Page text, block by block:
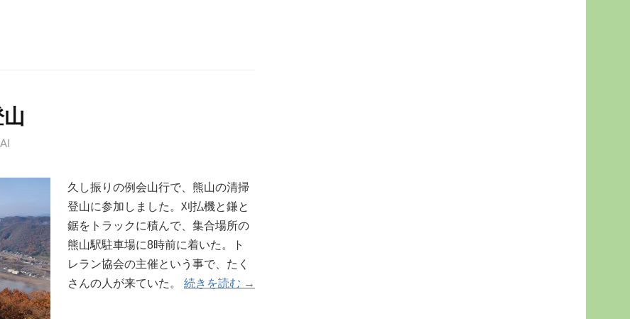
久し振りの例会山行で、熊山の清掃
登山に参加しました。刈払機と鎌と
鋸をトラックに積んで、集合場所の
熊山駅駐車場に8時前に着いた。ト
レラン協会の主催という事で、たく
さんの人が来ていた。 続きを読む →